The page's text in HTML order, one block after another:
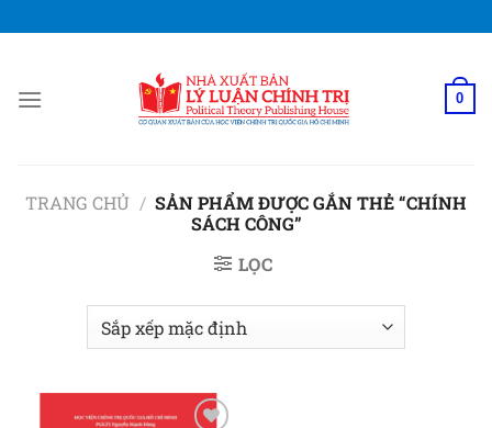
qua
dung
0
TRANG CHỦ / SẢN PHẨM ĐƯỢC GẮN THẺ “CHÍNH
SÁCH CÔNG”
LỌC